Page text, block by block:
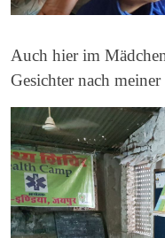
Auch hier im
Gesichter nach